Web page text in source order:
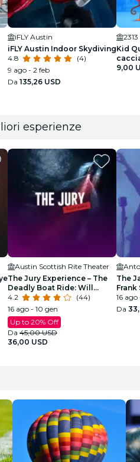
iFLY Austin
iFLY Austin Indoor Skydiving
4.8
(4)
9 ago - 2 feb
Da 135,26 USD
Kid
9,00
esperienze
Austin Scottish Rite Theater
The Jury Experience – The
Deadly Boat Ride: Will
Austin Deliver Justice?
4.2
(44)
16 ago - 10 gen
Up to 20% Off
Da 45,00 USD
36,00 USD
The
Frank
16 ago
Da